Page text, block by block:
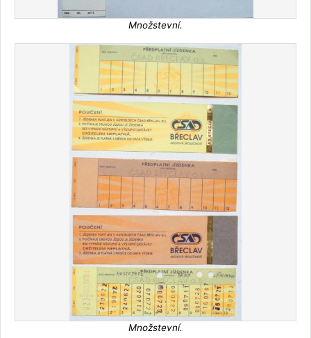
Množstevní.
Množstevní.